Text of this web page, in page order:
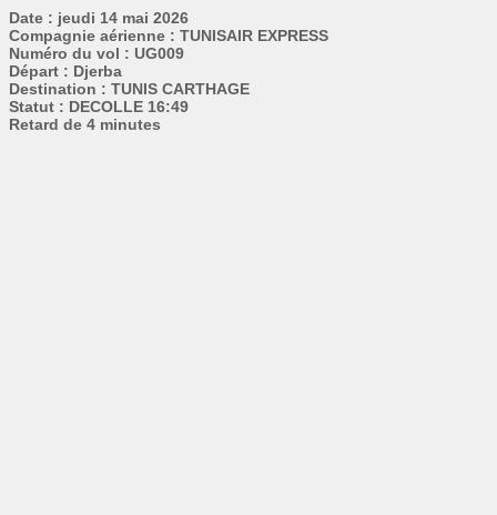
Date : jeudi 14 mai 2026
Compagnie aérienne : TUNISAIR EXPRESS
Numéro du vol : UG009
Départ : Djerba
Destination : TUNIS CARTHAGE
Statut : DECOLLE 16:49
Retard de 4 minutes